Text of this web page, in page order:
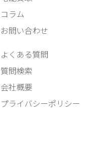
コラム
お問い合わせ
よくある質問
質問検索
会社概要
プライバシーポリシー